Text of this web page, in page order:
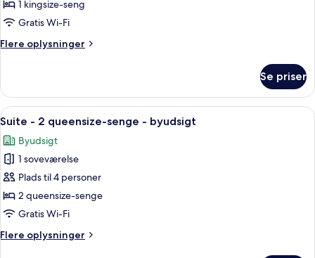
kingsize-
-
1 kingsize-seng
Gratis Wi-Fi
Flere oplysninger
Flere
-
kingsize-
-
byudsigt
Se priser
Indlæs
alle
billeder
af
Suite
-
2
senge
Et hotelværelse med to senge, et
1
Suite - 2 queensize-senge - byudsigt
Byudsigt
1 soveværelse
Plads til 4 personer
2 queensize-senge
Gratis Wi-Fi
Flere oplysninger
Flere